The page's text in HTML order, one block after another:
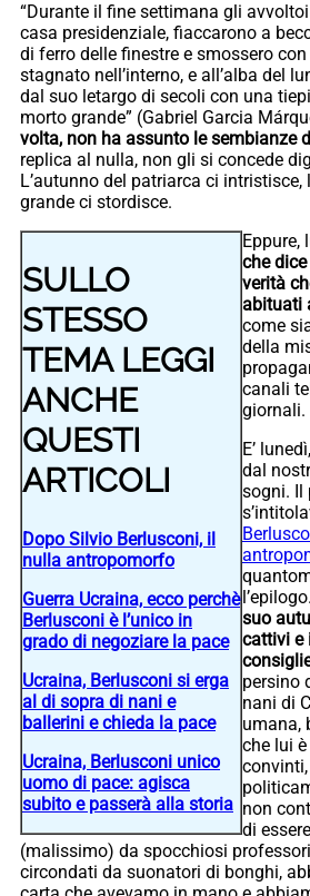
“Durante il fine settimana gli
casa presidenziale, fiaccarono a
di ferro delle finestre e smossero
stagnato nell’interno, e all’alba del
dal suo letargo di secoli con una
morto grande” (Gabriel Garcia
volta, non ha assunto le sembianze
replica al nulla, non gli si concede
L’autunno del patriarca ci
grande ci stordisce.
SULLO
STESSO
TEMA LEGGI
ANCHE
QUESTI
ARTICOLI
Dopo Silvio Berlusconi, il
nulla antropomorfo
Guerra Ucraina, ecco perchè
Berlusconi è l’unico in
grado di negoziare la pace
Ucraina, Berlusconi si erga
al di sopra di nani e
ballerini e chieda la pace
Ucraina, Berlusconi unico
uomo di pace: agisca
subito e passerà alla storia
Eppure,
che
verità
abituati
come
della
canali
giornali.
E’
dal
sogni. Il
l’epilogo.
suo
cattivi e
persino
nani di
umana,
che lui
non
di
(malissimo) da spocchiosi
circondati da suonatori di bonghi,